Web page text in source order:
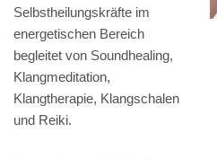
Selbstheilungskräfte im
energetischen Bereich
begleitet von Soundhealing,
Klangmeditation,
Klangtherapie, Klangschalen
und Reiki.